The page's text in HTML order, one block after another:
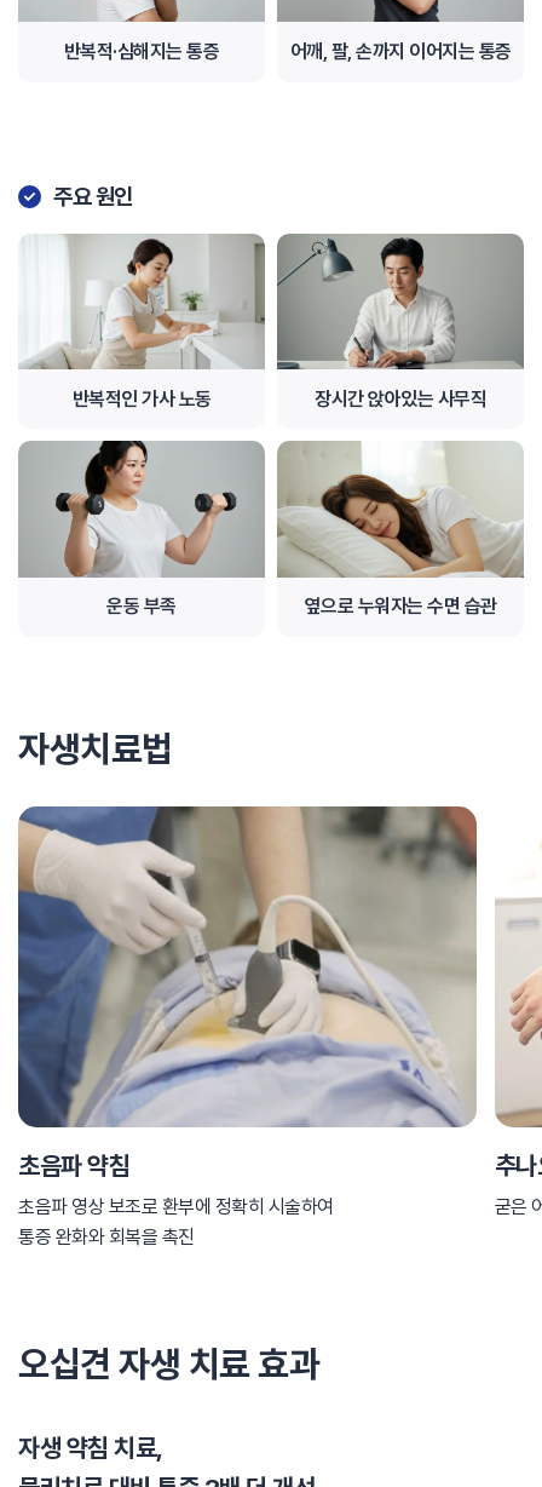
반복적·심해지는 통증 어깨, 팔, 손까지 이어지는 통증
주요 원인
반복적인 가사 노동 장시간 앉아있는 사무직
운동 부족 옆으로 누워자는 수면 습관
자생치료법
초음파 약침
초음파 영상 보조로 환부에 정확히 시술하여
통증 완화와 회복을 촉진
추
굳은
오십견 자생 치료 효과
자생 약침 치료,